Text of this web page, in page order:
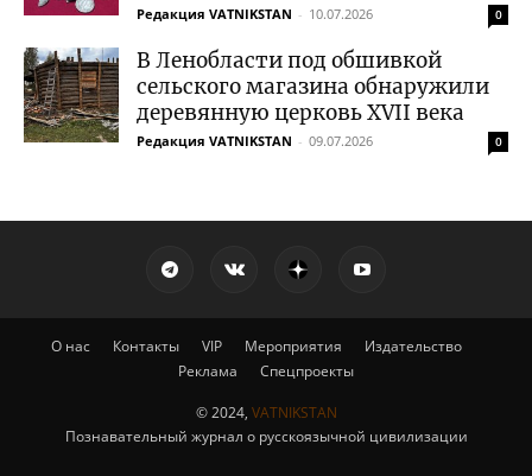
Редакция VATNIKSTAN - 10.07.2026 0
В Ленобласти под обшивкой
сельского магазина обнаружили
деревянную церковь XVII века
Редакция VATNIKSTAN - 09.07.2026 0
О нас Контакты VIP Мероприятия
Издательство
Реклама
Спецпроекты
© 2024, VATNIKSTAN
Познавательный журнал о русскоязычной цивилизации